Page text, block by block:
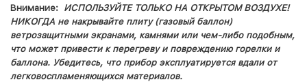
Внимание: ИСПОЛЬЗУЙТЕ ТОЛЬКО НА ОТКРЫТОМ ВОЗДУХЕ!
НИКОГДА не накрывайте плиту (газовый баллон)
ветрозащитными экранами, камнями или чем-либо подобным,
что может привести к перегреву и повреждению горелки и
баллона. Убедитесь, что прибор эксплуатируется вдали от
легковоспламеняющихся материалов.